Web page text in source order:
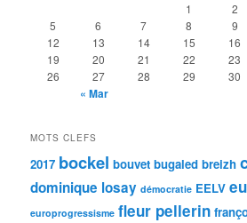
1 2
5
6 7 8 9
12
13 14 15 16
19
20 21 22 23
26
27 28 29 30
« Mar
MOTS CLEFS
2017 bockel bouvet bugaled breizh
dominique losay démocratie EELV
europrogressisme fleur pellerin